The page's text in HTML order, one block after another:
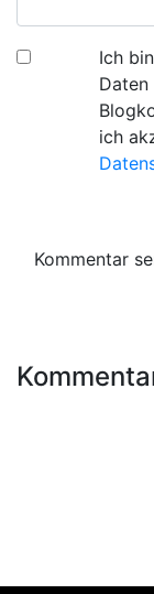
Ich
Daten
ich
Kommentar